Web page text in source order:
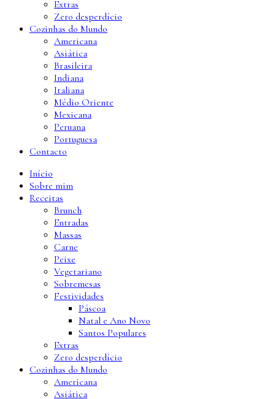
Extras
Zero desperdício
Cozinhas do Mundo
Americana
Asiática
Brasileira
Indiana
Italiana
Médio Oriente
Mexicana
Peruana
Portuguesa
Contacto
Início
Sobre mim
Receitas
Brunch
Entradas
Massas
Carne
Peixe
Vegetariano
Sobremesas
Festividades
Páscoa
Natal e Ano Novo
Santos Populares
Extras
Zero desperdício
Cozinhas do Mundo
Americana
Asiática